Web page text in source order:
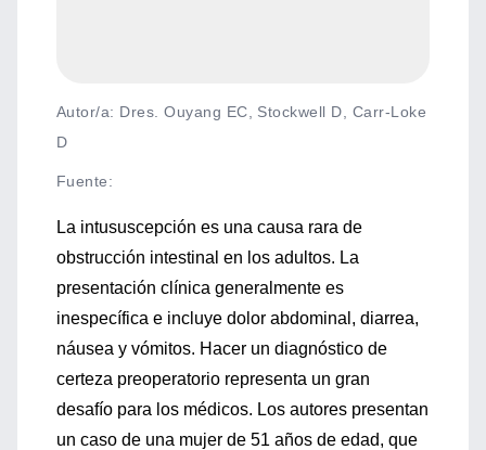
Autor/a: Dres. Ouyang EC, Stockwell D, Carr-Loke
D
Fuente:
La intususcepción es una causa rara de
obstrucción intestinal en los adultos. La
presentación clínica generalmente es
inespecífica e incluye dolor abdominal, diarrea,
náusea y vómitos. Hacer un diagnóstico de
certeza preoperatorio representa un gran
desafío para los médicos. Los autores presentan
un caso de una mujer de 51 años de edad, que